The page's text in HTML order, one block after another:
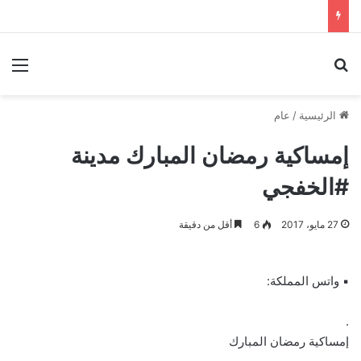
الرئيسية / عام
إمساكية رمضان المبارك مدينة
#الخفجي
27 مايو، 2017 6 أقل من دقيقة
▪︎ واتس المملكة:
.
إمساكية رمضان المبارك